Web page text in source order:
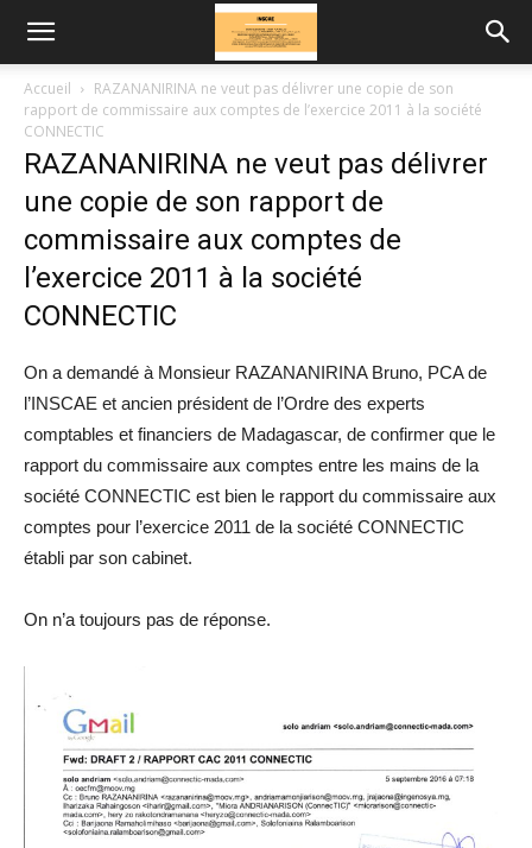
Accueil
RAZANANIRINA ne veut pas délivrer une copie de son
rapport de commissaire aux comptes de l’exercice 2011 à la société
CONNECTIC
RAZANANIRINA ne veut pas délivrer
une copie de son rapport de
commissaire aux comptes de
l’exercice 2011 à la société
CONNECTIC
On a demandé à Monsieur RAZANANIRINA Bruno, PCA de
l’INSCAE et ancien président de l’Ordre des experts
comptables et financiers de Madagascar, de confirmer que le
rapport du commissaire aux comptes entre les mains de la
société CONNECTIC est bien le rapport du commissaire aux
comptes pour l’exercice 2011 de la société CONNECTIC
établi par son cabinet.
On n’a toujours pas de réponse.